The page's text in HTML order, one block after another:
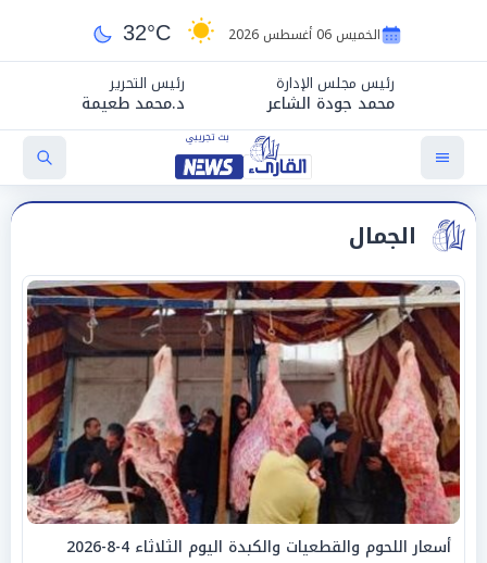
الخميس 06 أغسطس 2026 32°C
رئيس مجلس الإدارة
محمد جودة الشاعر
رئيس التحرير
د.محمد طعيمة
الجمال
أسعار اللحوم والقطعيات والكبدة اليوم الثلاثاء 4-8-2026